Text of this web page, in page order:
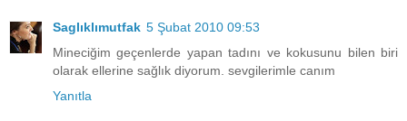
Saglıklımutfak 5 Şubat 2010 09:53
Mineciğim geçenlerde yapan tadını ve kokusunu bilen biri
olarak ellerine sağlık diyorum. sevgilerimle canım
Yanıtla